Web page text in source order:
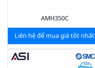
AMH350C
Liên hệ để mua giá tốt nhất